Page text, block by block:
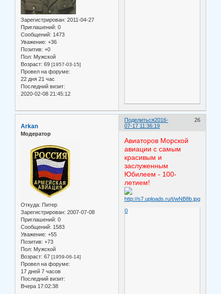
Зарегистрирован: 2011-04-27
Приглашений: 0
Сообщений: 1473
Уважение: +36
Позитив: +0
Пол: Мужской
Возраст: 69 [1957-03-15]
Провел на форуме:
22 дня 21 час
Последний визит:
2020-02-08 21:45:12
Поделиться 26
2016-
07-17 11:36:19
Arkan
Модератор
Откуда: Питер
Зарегистрирован: 2007-07-08
Приглашений: 0
Сообщений: 1583
Уважение: +55
Позитив: +73
Пол: Мужской
Возраст: 67 [1959-06-14]
Провел на форуме:
17 дней 7 часов
Последний визит:
Вчера 17:02:38
Авиаторов Морской
авиации с самым
красивым и
заслуженным
Юбилеем - 100-
летием!
0